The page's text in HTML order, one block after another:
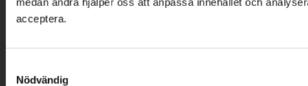
acceptera.
Nödvändig